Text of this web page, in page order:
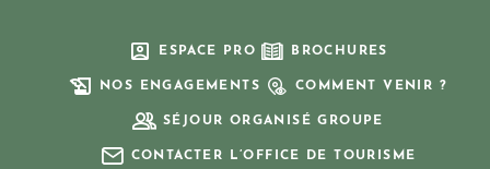
ESPACE PRO BROCHURES
NOS ENGAGEMENTS COMMENT VENIR ?
SÉJOUR ORGANISÉ GROUPE
CONTACTER L’OFFICE DE TOURISME